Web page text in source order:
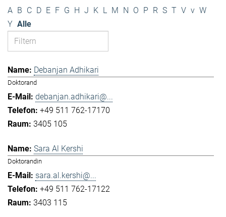
A B C D E F G H J K L M N O P R S T V v W
Y Alle
Debanjan Adhikari
Doktorand
debanjan.adhikari@...
+49 511 762-17170
3405 105
Sara Al Kershi
Doktorandin
sara.al.kershi@...
+49 511 762-17122
3403 115